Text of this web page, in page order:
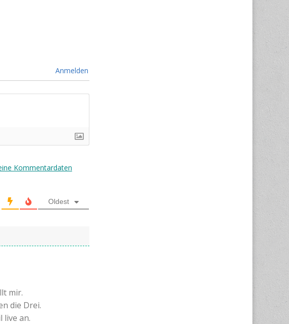
Anmelden
Kommentardaten
Oldest
mir.
die Drei.
live an.